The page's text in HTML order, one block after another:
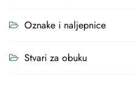
Oznake i naljepnice
Stvari za obuku